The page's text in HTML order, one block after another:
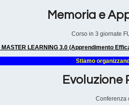
Memoria e
Corso in 3 giornate
LEARNING 3.0 (Apprendimento
Stiamo
Evoluzione
Conferenza